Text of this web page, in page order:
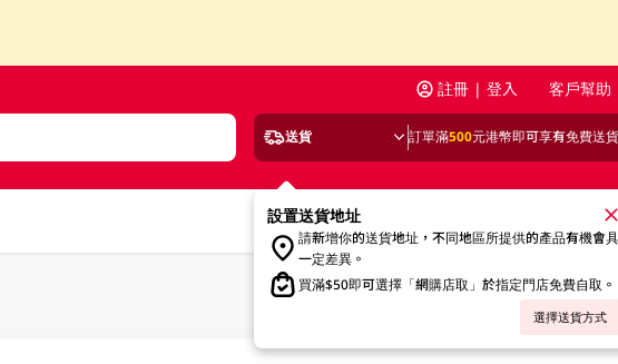
註冊 | 登入 客戶幫助
送貨 訂單滿500元港幣即可享有免費送
設置送貨地址
請新增你的送貨地址，不同地區所提供的產品有機會具
一定差異。
買滿$50即可選擇「網購店取」於指定門店免費自取。
選擇送貨方式